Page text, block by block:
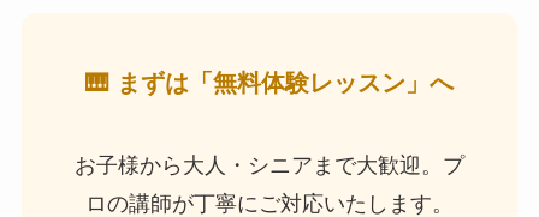
🎹 まずは「無料体験レッスン」へ
お子様から大人・シニアまで大歓迎。プ
ロの講師が丁寧にご対応いたします。